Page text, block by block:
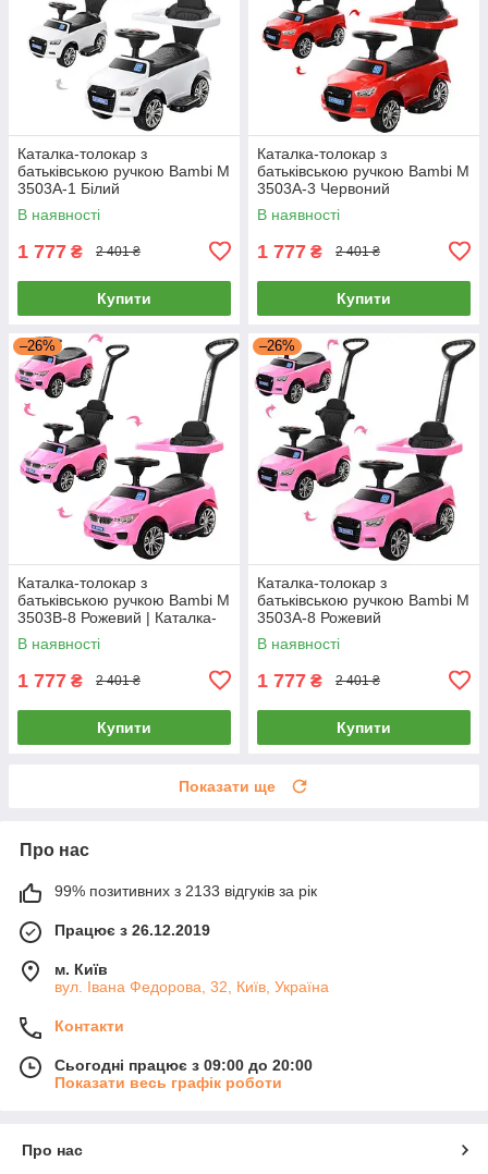
Каталка-толокар з
батьківською ручкою Bambi M
3503A-1 Білий
В наявності
1 777 ₴ 2 401 ₴
Купити
Каталка-толокар з
батьківською ручкою Bambi M
3503A-3 Червоний
В наявності
1 777 ₴ 2 401 ₴
Купити
–26%
Каталка-толокар з
батьківською ручкою Bambi M
3503B-8 Рожевий | Каталка-
толокар з батьківською
ручкою
В наявності
1 777 ₴ 2 401 ₴
Купити
–26%
Каталка-толокар з
батьківською ручкою Bambi M
3503A-8 Рожевий
В наявності
1 777 ₴ 2 401 ₴
Купити
Показати ще
Про нас
99% позитивних з 2133 відгуків за рік
Працює з 26.12.2019
м. Київ
вул. Івана Федорова, 32, Київ, Україна
Контакти
Сьогодні працює з 09:00 до 20:00
Показати весь графік роботи
Про нас